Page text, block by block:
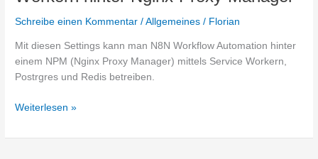
Schreibe einen Kommentar /Allgemeines / Florian
Mit diesen Settings kann man N8N Workflow Automation hinter
einem NPM (Nginx Proxy Manager) mittels Service Workern,
Postrgres und Redis betreiben.
N8N
Postgres,
Weiterlesen »